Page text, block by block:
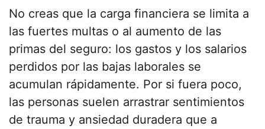
No creas que la carga financiera se limita a
las fuertes multas o al aumento de las
primas del seguro: los gastos y los salarios
perdidos por las bajas laborales se
acumulan rápidamente. Por si fuera poco,
las personas suelen arrastrar sentimientos
de trauma y ansiedad duradera que a